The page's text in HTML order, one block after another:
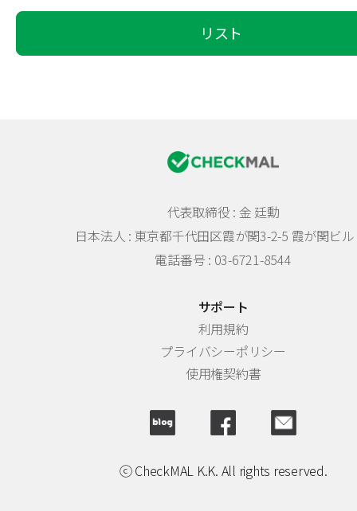
リスト
代表取締役 : 金 廷勳
日本法人 : 東京都千代田区霞が関3-2-5 霞が関ビル
電話番号 : 03-6721-8544
サポート
利用規約
プライバシーポリシー
使用権契約書
ⓒ CheckMAL K.K. All rights reserved.